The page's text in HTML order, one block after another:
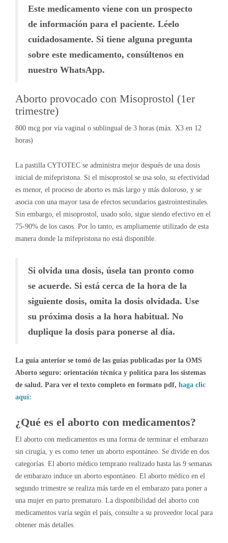
Este medicamento viene con un prospecto
de información para el paciente. Léelo
cuidadosamente. Si tiene alguna pregunta
sobre este medicamento, consúltenos en
nuestro WhatsApp.
Aborto provocado con Misoprostol (1er
trimestre)
800 mcg por vía vaginal o sublingual de 3 horas (máx. X3 en 12
horas)
La pastilla CYTOTEC se administra mejor después de una dosis
inicial de mifepristona. Si el misoprostol se usa solo, su efectividad
es menor, el proceso de aborto es más largo y más doloroso, y se
asocia con una mayor tasa de efectos secundarios gastrointestinales.
Sin embargo, el misoprostol, usado solo, sigue siendo efectivo en el
75-90% de los casos. Por lo tanto, es ampliamente utilizado de esta
manera donde la mifepristona no está disponible.
Si olvida una dosis, úsela tan pronto como
se acuerde. Si está cerca de la hora de la
siguiente dosis, omita la dosis olvidada. Use
su próxima dosis a la hora habitual. No
duplique la dosis para ponerse al día.
La guía anterior se tomó de las guías publicadas por la OMS
Aborto seguro: orientación técnica y política para los sistemas
de salud. Para ver el texto completo en formato pdf, haga clic
aquí:
¿Qué es el aborto con medicamentos?
El aborto con medicamentos es una forma de terminar el embarazo
sin cirugía, y es como tener un aborto espontáneo. Se divide en dos
categorías. El aborto médico temprano realizado hasta las 9 semanas
de embarazo induce un aborto espontáneo. El aborto médico en el
segundo trimestre se realiza más tarde en el embarazo para poner a
una mujer en parto prematuro. La disponibilidad del aborto con
medicamentos varía según el país, consulte a su proveedor local para
obtener más detalles.